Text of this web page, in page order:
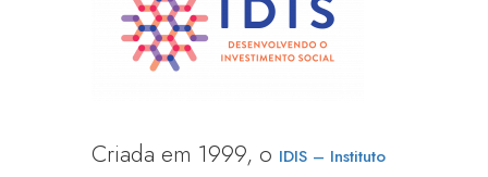
Criada em 1999, o IDIS – Instituto